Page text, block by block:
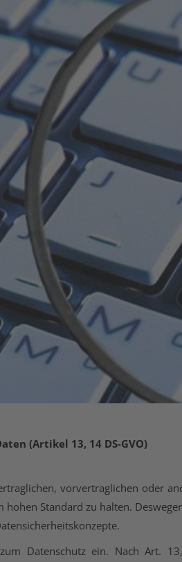
(Artikel 13, 14 DS-GVO)
vorvertraglichen oder
Standard zu halten.
Datenschutz ein. Nach Art.